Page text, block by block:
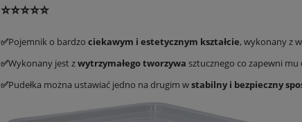
Pojemnik na kółkach 80l z pokrywą Simple
64,31 zł
Najniższa cena:69,90 zł
DO KOSZYKA
25,11 zł
Najniższa cena:
⭐⭐⭐⭐⭐
✅Pojemnik o bardzo ciekawym i estetycznym kształcie, wykonany z
✅Wykonany jest zwytrzymałego tworzywa sztucznego co zapewni
✅Pudełka można ustawiać jedno na drugim wstabilny i bezpieczny